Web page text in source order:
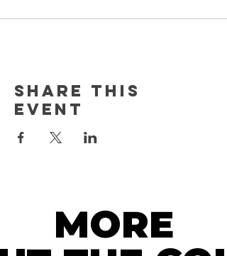
Share this
event
MORE
MORE